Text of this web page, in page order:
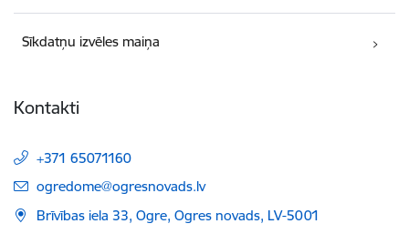
Sīkdatņu izvēles maiņa
Kontakti
+371 65071160
E-pasts:
ogredome@ogresnovads.lv
Brīvības iela 33, Ogre, Ogres novads, LV-5001